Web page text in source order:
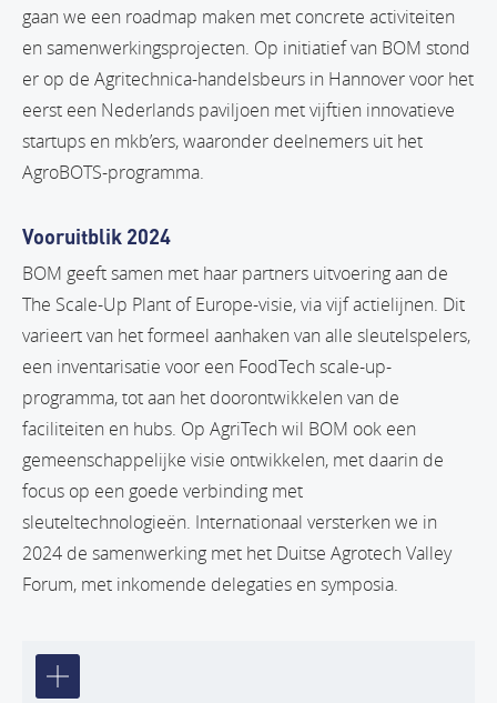
gaan we een roadmap maken met concrete activiteiten
en samenwerkingsprojecten. Op initiatief van BOM stond
er op de Agritechnica-handelsbeurs in Hannover voor het
eerst een Nederlands paviljoen met vijftien innovatieve
startups en mkb’ers, waaronder deelnemers uit het
AgroBOTS-programma.
Vooruitblik 2024
BOM geeft samen met haar partners uitvoering aan de
The Scale-Up Plant of Europe-visie, via vijf actielijnen. Dit
varieert van het formeel aanhaken van alle sleutelspelers,
een inventarisatie voor een FoodTech scale-up-
programma, tot aan het doorontwikkelen van de
faciliteiten en hubs. Op AgriTech wil BOM ook een
gemeenschappelijke visie ontwikkelen, met daarin de
focus op een goede verbinding met
sleuteltechnologieën. Internationaal versterken we in
2024 de samenwerking met het Duitse Agrotech Valley
Forum, met inkomende delegaties en symposia.